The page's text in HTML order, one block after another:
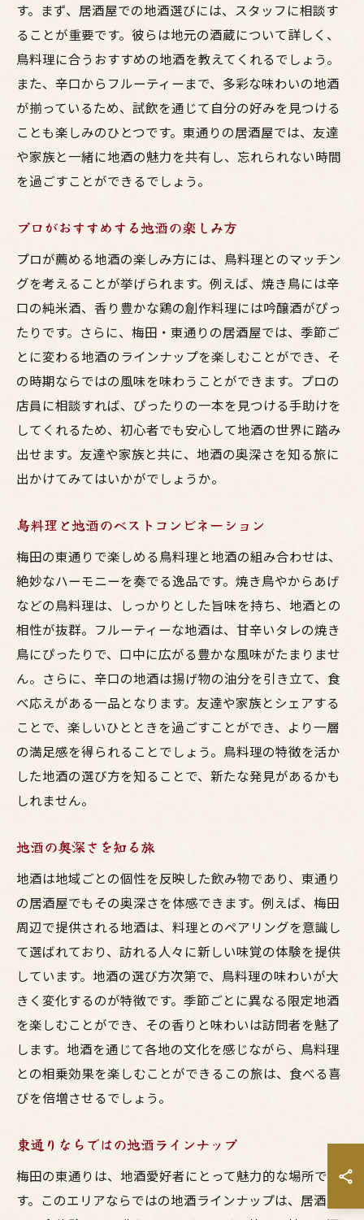
す。まず、居酒屋での地酒選びには、スタッフに相談す
ることが重要です。彼らは地元の酒蔵について詳しく、
鳥料理に合うおすすめの地酒を教えてくれるでしょう。
また、辛口からフルーティーまで、多彩な味わいの地酒
が揃っているため、試飲を通じて自分の好みを見つける
ことも楽しみのひとつです。東通りの居酒屋では、友達
や家族と一緒に地酒の魅力を共有し、忘れられない時間
を過ごすことができるでしょう。
プロがおすすめする地酒の楽しみ方
プロが薦める地酒の楽しみ方には、鳥料理とのマッチン
グを考えることが挙げられます。例えば、焼き鳥には辛
口の純米酒、香り豊かな鶏の創作料理には吟醸酒がぴっ
たりです。さらに、梅田・東通りの居酒屋では、季節ご
とに変わる地酒のラインナップを楽しむことができ、そ
の時期ならではの風味を味わうことができます。プロの
店員に相談すれば、ぴったりの一本を見つける手助けを
してくれるため、初心者でも安心して地酒の世界に踏み
出せます。友達や家族と共に、地酒の奥深さを知る旅に
出かけてみてはいかがでしょうか。
鳥料理と地酒のベストコンビネーション
梅田の東通りで楽しめる鳥料理と地酒の組み合わせは、
絶妙なハーモニーを奏でる逸品です。焼き鳥やからあげ
などの鳥料理は、しっかりとした旨味を持ち、地酒との
相性が抜群。フルーティーな地酒は、甘辛いタレの焼き
鳥にぴったりで、口中に広がる豊かな風味がたまりませ
ん。さらに、辛口の地酒は揚げ物の油分を引き立て、食
べ応えがある一品となります。友達や家族とシェアする
ことで、楽しいひとときを過ごすことができ、より一層
の満足感を得られることでしょう。鳥料理の特徴を活か
した地酒の選び方を知ることで、新たな発見があるかも
しれません。
地酒の奥深さを知る旅
地酒は地域ごとの個性を反映した飲み物であり、東通り
の居酒屋でもその奥深さを体感できます。例えば、梅田
周辺で提供される地酒は、料理とのペアリングを意識し
て選ばれており、訪れる人々に新しい味覚の体験を提供
しています。地酒の選び方次第で、鳥料理の味わいが大
きく変化するのが特徴です。季節ごとに異なる限定地酒
を楽しむことができ、その香りと味わいは訪問者を魅了
します。地酒を通じて各地の文化を感じながら、鳥料理
との相乗効果を楽しむことができるこの旅は、食べる喜
びを倍増させるでしょう。
東通りならではの地酒ラインナップ
梅田の東通りは、地酒愛好者にとって魅力的な場所で
す。このエリアならではの地酒ラインナップは、居酒屋